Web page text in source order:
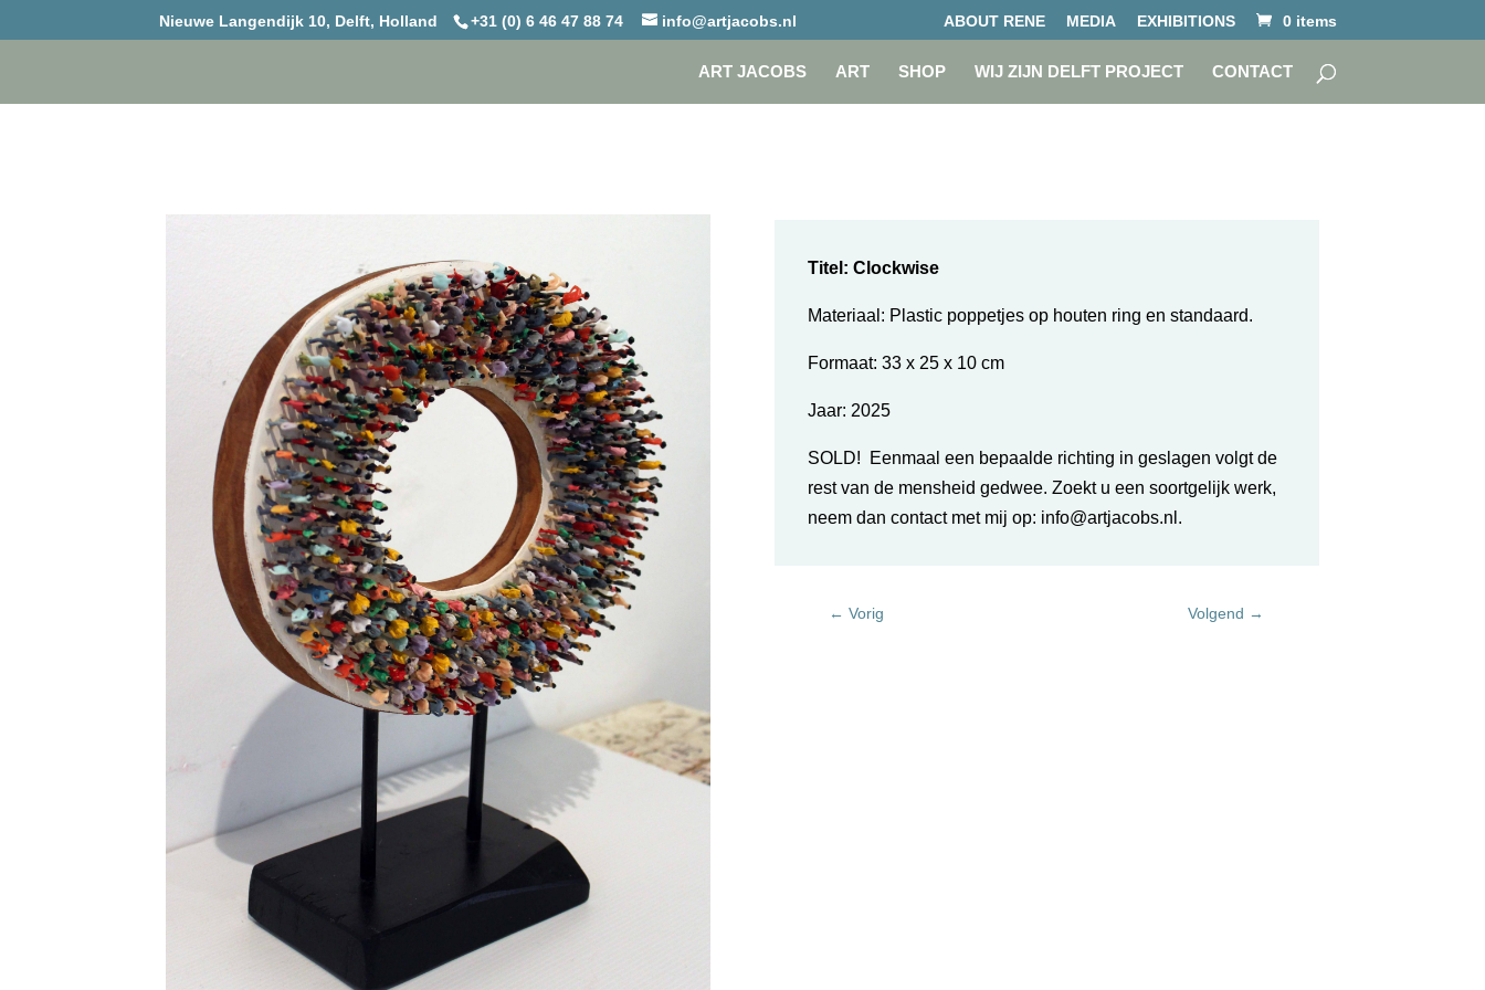
Nieuwe Langendijk 10, Delft, Holland +31 (0) 6 46 47 88 74 info@artjacobs.nl ABOUT RENE MEDIA EXHIBITIONS 0 items
ART JACOBS ART SHOP WIJ ZIJN DELFT PROJECT CONTACT
Titel: Clockwise
Materiaal: Plastic poppetjes op houten ring en standaard.
Formaat: 33 x 25 x 10 cm
Jaar: 2025
SOLD! Eenmaal een bepaalde richting in geslagen volgt de
rest van de mensheid gedwee. Zoekt u een soortgelijk werk,
neem dan contact met mij op: info@artjacobs.nl.
← Vorig Volgend →